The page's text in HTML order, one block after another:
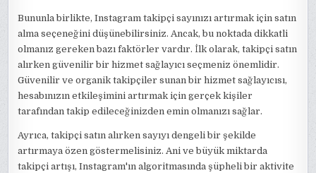
Bununla birlikte, Instagram takipçi sayınızı artırmak için satın
alma seçeneğini düşünebilirsiniz. Ancak, bu noktada dikkatli
olmanız gereken bazı faktörler vardır. İlk olarak, takipçi satın
alırken güvenilir bir hizmet sağlayıcı seçmeniz önemlidir.
Güvenilir ve organik takipçiler sunan bir hizmet sağlayıcısı,
hesabınızın etkileşimini artırmak için gerçek kişiler
tarafından takip edileceğinizden emin olmanızı sağlar.
Ayrıca, takipçi satın alırken sayıyı dengeli bir şekilde
artırmaya özen göstermelisiniz. Ani ve büyük miktarda
takipçi artışı, Instagram'ın algoritmasında şüpheli bir aktivite